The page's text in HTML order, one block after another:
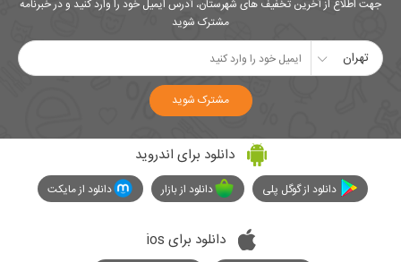
جهت اطلاع از آخرین تخفیف های شهرستان، آدرس ایمیل خود را وارد کنید و در خبرنامه
مشترک شوید
تهران
مشترک شوید
دانلود برای اندروید
دانلود از گوگل پلی دانلود از بازار دانلود از مایکت
دانلود برای ios